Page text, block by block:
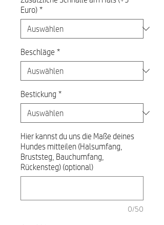
Euro) *
Beschläge *
Bestickung *
Hier kannst du uns die Maße deines
Hundes mitteilen (Halsumfang,
Bruststeg, Bauchumfang,
Rückensteg) (optional)
0/50